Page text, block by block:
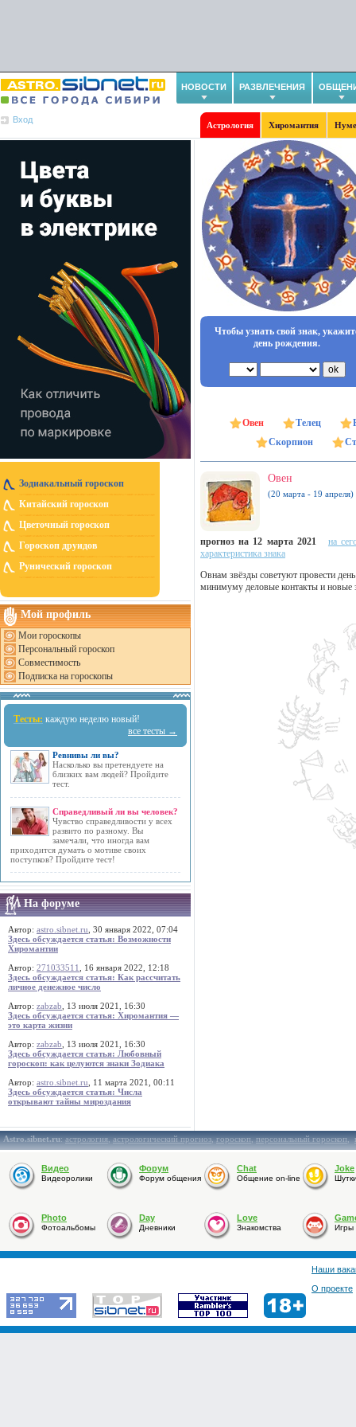
НОВОСТИ РАЗВЛЕЧЕНИЯ
Вход
Астрология Хиромантия
Зодиакальный гороскоп
Китайский гороскоп
Цветочный гороскоп
Гороскоп друидов
Рунический гороскоп
Мой профиль
Мои гороскопы
Персональный гороскоп
Совместимость
Подписка на гороскопы
Тесты: каждую неделю новый!
все тесты →
Ревнивы ли вы?
Насколько вы претендуете на
близких вам людей? Пройдите
тест.
Справедливый ли вы человек?
Чувство справедливости у всех
развито по разному. Вы
замечали, что иногда вам
приходится думать о мотиве своих
поступков? Пройдите тест!
На форуме
Автор: astro.sibnet.ru , 30 января 2022, 07:04
Здесь обсуждается статья: Возможности
Хиромантии
Автор: 271033511
, 16 января 2022, 12:18
Здесь обсуждается статья: Как рассчитать
личное денежное число
Автор: zabzab , 13 июля 2021, 16:30
Здесь обсуждается статья: Хиромантия —
это карта жизни
Автор: zabzab , 13 июля 2021, 16:30
Здесь обсуждается статья: Любовный
гороскоп: как целуются знаки Зодиака
Автор: astro.sibnet.ru , 11 марта 2021, 00:11
Здесь обсуждается статья: Числа
открывают тайны мироздания
Чтобы узнать свой знак,
день рождения.
Овен Телец
Скорпион
Овен
(20 марта - 19 апреля)
прогноз на 12 марта 2021
на
характеристика знака
Овнам звёзды советуют провести
минимуму деловые контакты и новые
Astro.sibnet.ru:астрология,астрологический прогноз,гороскоп,персональный гороскоп,
Видео
Видеоролики
Форум
Форум общения
Chat
Общение on-line
Joke
Photo
Фотоальбомы
Day
Дневники
Love
Знакомства Игры
Наши
О проекте